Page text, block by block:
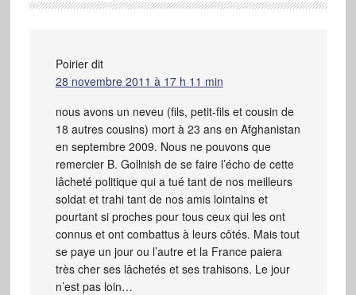
Poirier dit
28 novembre 2011 à 17 h 11 min
nous avons un neveu (fils, petit-fils et cousin de
18 autres cousins) mort à 23 ans en Afghanistan
en septembre 2009. Nous ne pouvons que
remercier B. Gollnish de se faire l’écho de cette
lâcheté politique qui a tué tant de nos meilleurs
soldat et trahi tant de nos amis lointains et
pourtant si proches pour tous ceux qui les ont
connus et ont combattus à leurs côtés. Mais tout
se paye un jour ou l’autre et la France paiera
très cher ses lâchetés et ses trahisons. Le jour
n’est pas loin…